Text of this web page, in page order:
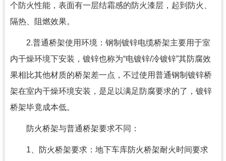
个防火性能，表面有一层结霜感的防火漆层，起到防火、
隔热、阻燃效果。
2.普通桥架使用环境：钢制镀锌电缆桥架主要用于室
内干燥环境下安装，镀锌也称为“电镀锌/冷镀锌”其防腐效
果相比其他材质的桥架差一点，不过使用普通钢制镀锌桥
架在室内干燥环境安装，是足以满足防腐要求的了，镀锌
桥架毕竟成本低。
防火桥架与普通桥架要求不同：
1、防火桥架要求：地下车库防火桥架耐火时间要求